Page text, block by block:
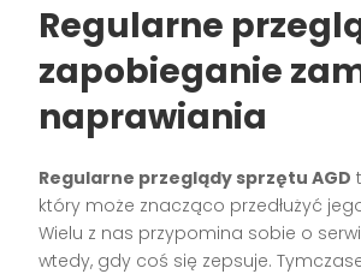
Regularne
zapobieganie
naprawiania
Regularne przeglądy sprzętu AGD
który może znacząco przedłużyć
Wielu z nas przypomina sobie o
wtedy, gdy coś się zepsuje.